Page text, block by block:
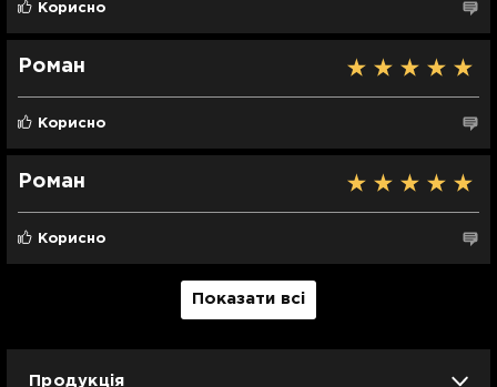
Корисно
Роман
Корисно
Роман
Корисно
Показати всі
Продукція